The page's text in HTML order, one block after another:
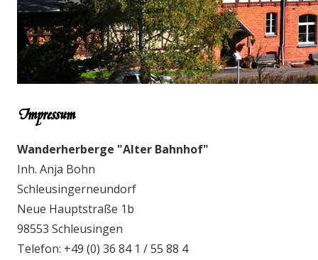
Impressum
Wanderherberge "Alter Bahnhof"
Inh. Anja Bohn
Schleusingerneundorf
Neue Hauptstraße 1b
98553 Schleusingen
Telefon: +49 (0) 36 84 1 / 55 88 4